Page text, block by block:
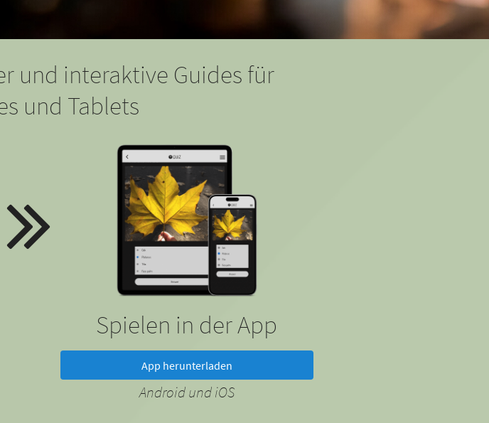
und interaktive Guides für
und Tablets
Spielen in der App
App herunterladen
Android und iOS